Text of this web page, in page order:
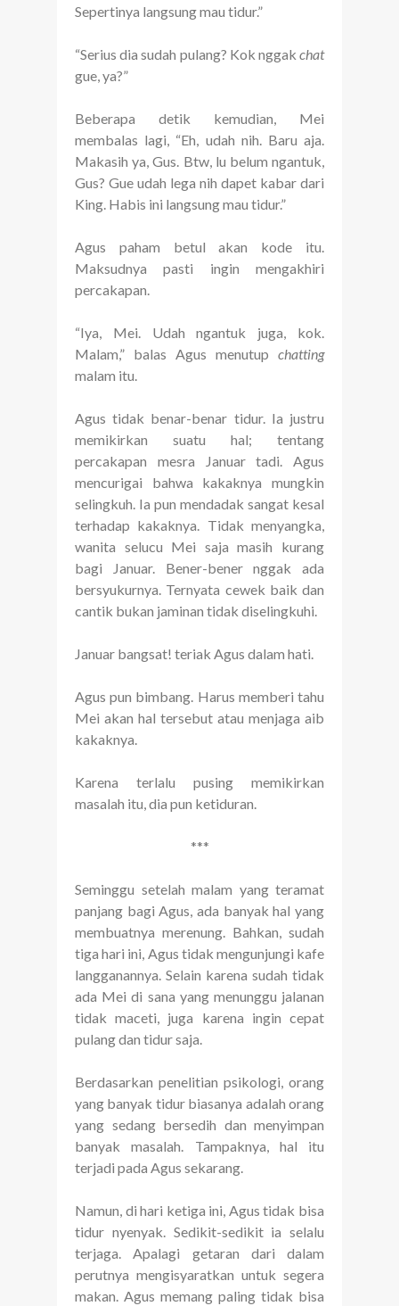
Sepertinya langsung mau tidur.”
“Serius dia sudah pulang? Kok nggak chat
gue, ya?”
Beberapa detik kemudian, Mei
membalas lagi, “Eh, udah nih. Baru aja.
Makasih ya, Gus. Btw, lu belum ngantuk,
Gus? Gue udah lega nih dapet kabar dari
King. Habis ini langsung mau tidur.”
Agus paham betul akan kode itu.
Maksudnya pasti ingin mengakhiri
percakapan.
“Iya, Mei. Udah ngantuk juga, kok.
Malam,” balas Agus menutup chatting
malam itu.
Agus tidak benar-benar tidur. Ia justru
memikirkan suatu hal; tentang
percakapan mesra Januar tadi. Agus
mencurigai bahwa kakaknya mungkin
selingkuh. Ia pun mendadak sangat kesal
terhadap kakaknya. Tidak menyangka,
wanita selucu Mei saja masih kurang
bagi Januar. Bener-bener nggak ada
bersyukurnya. Ternyata cewek baik dan
cantik bukan jaminan tidak diselingkuhi.
Januar bangsat! teriak Agus dalam hati.
Agus pun bimbang. Harus memberi tahu
Mei akan hal tersebut atau menjaga aib
kakaknya.
Karena terlalu pusing memikirkan
masalah itu, dia pun ketiduran.
***
Seminggu setelah malam yang teramat
panjang bagi Agus, ada banyak hal yang
membuatnya merenung. Bahkan, sudah
tiga hari ini, Agus tidak mengunjungi kafe
langganannya. Selain karena sudah tidak
ada Mei di sana yang menunggu jalanan
tidak maceti, juga karena ingin cepat
pulang dan tidur saja.
Berdasarkan penelitian psikologi, orang
yang banyak tidur biasanya adalah orang
yang sedang bersedih dan menyimpan
banyak masalah. Tampaknya, hal itu
terjadi pada Agus sekarang.
Namun, di hari ketiga ini, Agus tidak bisa
tidur nyenyak. Sedikit-sedikit ia selalu
terjaga. Apalagi getaran dari dalam
perutnya mengisyaratkan untuk segera
makan. Agus memang paling tidak bisa